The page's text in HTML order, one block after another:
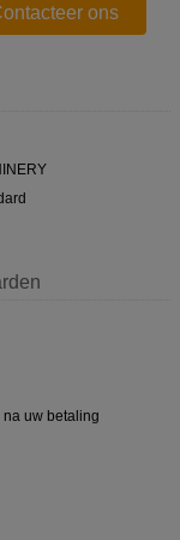
ons
uw betaling